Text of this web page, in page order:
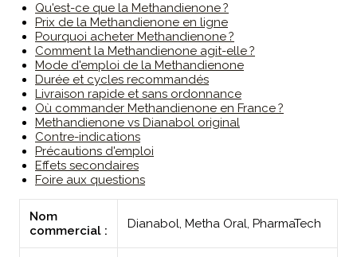
Qu'est-ce que la Methandienone ?
Prix de la Methandienone en ligne
Pourquoi acheter Methandienone ?
Comment la Methandienone agit-elle ?
Mode d'emploi de la Methandienone
Durée et cycles recommandés
Livraison rapide et sans ordonnance
Où commander Methandienone en France ?
Methandienone vs Dianabol original
Contre-indications
Précautions d'emploi
Effets secondaires
Foire aux questions
Nom
commercial :
Dianabol, Metha Oral, PharmaTech